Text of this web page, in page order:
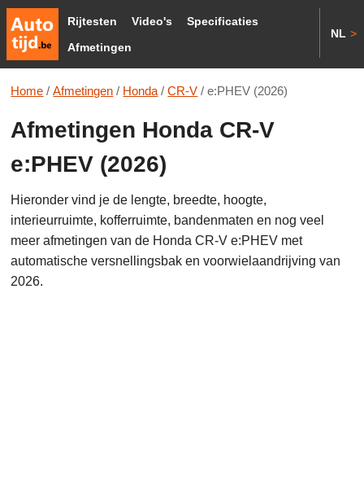
Rijtesten Video's
Specificaties
Afmetingen
NL >
Home / Afmetingen / Honda / CR-V / e:PHEV (2026)
Afmetingen Honda CR-V
e:PHEV (2026)
Hieronder vind je de lengte, breedte, hoogte,
interieurruimte, kofferruimte, bandenmaten en nog veel
meer afmetingen van de Honda CR-V e:PHEV met
automatische versnellingsbak en voorwielaandrijving van
2026.